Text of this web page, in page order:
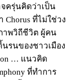
จครุ่นคิดว่าเป็น
Chorus ที่ไม่ใช่วง
าพวิถีชีวิต ผู้คน
นรนของชาวเมือง
… แนวคิด
ที่ทำการ